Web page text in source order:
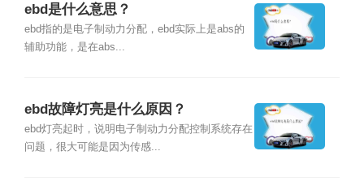
ebd是什么意思？
ebd指的是电子制动力分配，ebd实际上是abs的
辅助功能，是在abs...
ebd故障灯亮是什么原因？
ebd灯亮起时，说明电子制动力分配控制系统存在
问题，很大可能是因为传感...